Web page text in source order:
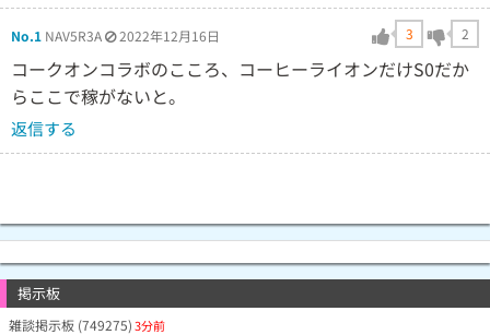
No.1 NAV5R3A 2022年12月16日 3 2
コークオンコラボのこころ、コーヒーライオンだけS0だか
らここで稼がないと。
返信する
掲示板
雑談掲示板 (749275)3分前